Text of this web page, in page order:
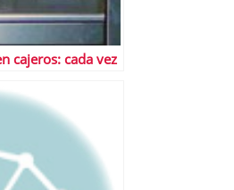
cajeros: cada vez